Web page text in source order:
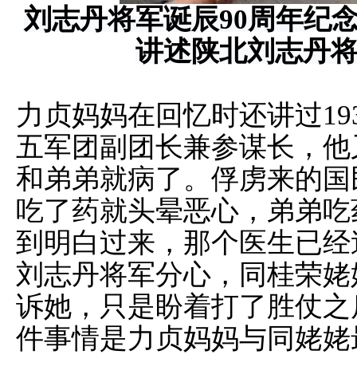
刘志丹将军诞辰90周年纪
讲述陕北刘志丹
力贞妈妈在回忆时还讲过
五军团副团长兼参谋长，
和弟弟就病了。俘虏来的
吃了药就头晕恶心，弟弟
到明白过来，那个医生已
刘志丹将军分心，同桂荣
诉她，只是盼着打了胜仗
件事情是力贞妈妈与同姥